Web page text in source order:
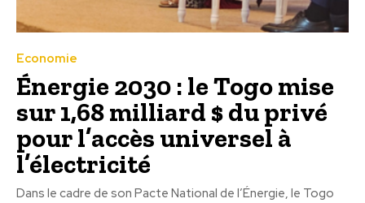
Economie
Énergie 2030 : le Togo mise
sur 1,68 milliard $ du privé
pour l’accès universel à
l’électricité
Dans le cadre de son Pacte National de l’Énergie, le Togo